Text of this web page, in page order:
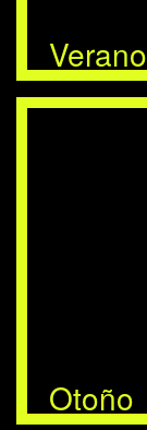
Verano
Otoño